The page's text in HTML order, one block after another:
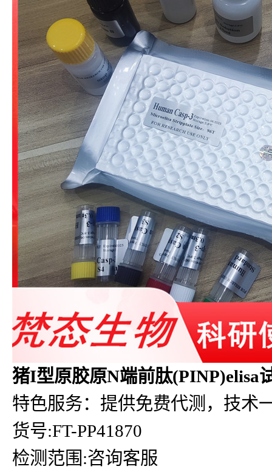
猪I型原胶原N端前肽(PINP)elisa
特色服务：提供免费代测，技术
货号:FT-PP41870
检测范围:咨询客服